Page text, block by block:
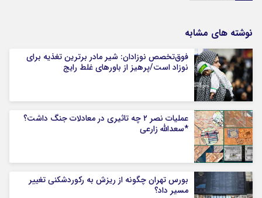
نوشته های مشابه
فوق‌تخصص نوزادان: شیر مادر برترین تغذیه برای
نوزاد است/پرهیز از باورهای غلط رایج
عملیات نصر ۲ چه تاثیری در معادلات جنگ داشت؟
*سعدالله زارعی
بورس تهران چگونه از ریزش به رکوردشکنی تغییر
مسیر داد؟